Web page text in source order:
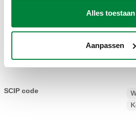
Alles toestaan
Aanpassen
Aansluiting: 1 1/4" Press. Maximale
Maximale bedrijfstemperatuur: 85 °C.
SCIP code